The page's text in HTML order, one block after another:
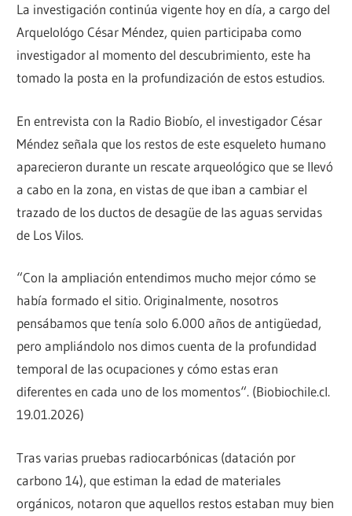
La investigación continúa vigente hoy en día, a cargo del
Arquelológo César Méndez, quien participaba como
investigador al momento del descubrimiento, este ha
tomado la posta en la profundización de estos estudios.
En entrevista con la Radio Biobío, el investigador César
Méndez señala que los restos de este esqueleto humano
aparecieron durante un rescate arqueológico que se llevó
a cabo en la zona, en vistas de que iban a cambiar el
trazado de los ductos de desagüe de las aguas servidas
de Los Vilos.
“Con la ampliación entendimos mucho mejor cómo se
había formado el sitio. Originalmente, nosotros
pensábamos que tenía solo 6.000 años de antigüedad,
pero ampliándolo nos dimos cuenta de la profundidad
temporal de las ocupaciones y cómo estas eran
diferentes en cada uno de los momentos“. (Biobiochile.cl.
19.01.2026)
Tras varias pruebas radiocarbónicas (datación por
carbono 14), que estiman la edad de materiales
orgánicos, notaron que aquellos restos estaban muy bien